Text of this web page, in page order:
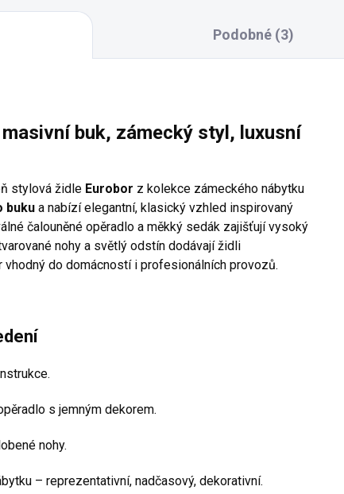
Podobné (3)
buk, zámecký styl, luxusní
stylová židle Eurobor z kolekce zámeckého nábytku
buku a nabízí elegantní, klasický vzhled inspirovaný
čalouněné opěradlo a měkký sedák zajišťují vysoký
nohy a světlý odstín dodávají židli
vhodný do domácností i profesionálních provozů.
s jemným dekorem.
nohy.
– reprezentativní, nadčasový, dekorativní.